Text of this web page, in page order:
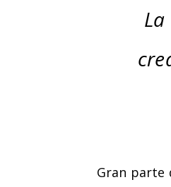
Gran parte